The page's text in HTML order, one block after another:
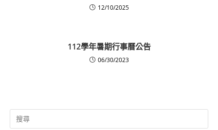
12/10/2025
112學年暑期行事曆公告
06/30/2023
Search
for: